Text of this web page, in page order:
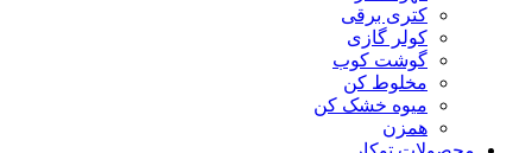
کتری برقی
کولر گازی
گوشت کوب
مخلوط کن
میوه خشک کن
همزن